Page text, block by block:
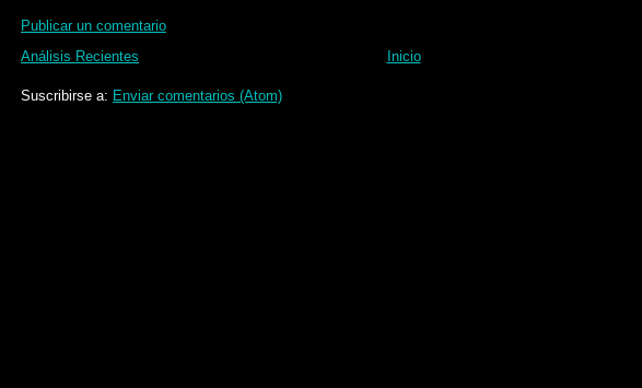
Publicar un comentario
Análisis Recientes
Inicio
Suscribirse a: Enviar comentarios (Atom)